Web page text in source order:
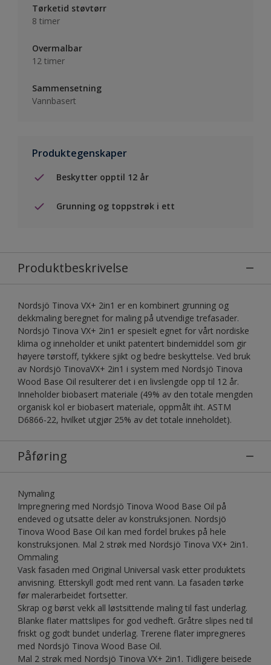
Tørketid støvtørr
8 timer
Overmalbar
12 timer
Sammensetning
Vannbasert
Produktegenskaper
Beskytter opptil 12 år
Grunning og toppstrøk i ett
Produktbeskrivelse
Nordsjö Tinova VX+ 2in1 er en kombinert grunning og
dekkmaling beregnet for maling på utvendige trefasader.
Nordsjö Tinova VX+ 2in1 er spesielt egnet for vårt nordiske
klima og inneholder et unikt patentert bindemiddel som gir
høyere tørstoff, tykkere sjikt og bedre beskyttelse. Ved bruk
av Nordsjö TinovaVX+ 2in1 i system med Nordsjö Tinova
Wood Base Oil resulterer det i en livslengde opp til 12 år.
Inneholder biobasert materiale (49% av den totale mengden
organisk kol er biobasert materiale, oppmålt iht. ASTM
D6866-22, hvilket utgjør 25% av det totale inneholdet).
Påføring
Nymaling
Impregnering med Nordsjö Tinova Wood Base Oil på
endeved og utsatte deler av konstruksjonen. Nordsjö
Tinova Wood Base Oil kan med fordel brukes på hele
konstruksjonen. Mal 2 strøk med Nordsjö Tinova VX+ 2in1.
Ommaling
Vask fasaden med Original Universal vask etter produktets
anvisning. Etterskyll godt med rent vann. La fasaden tørke
før malerarbeidet fortsetter.
Skrap og børst vekk all løstsittende maling til fast underlag.
Blanke flater mattslipes for god vedheft. Gråtre slipes ned til
friskt og godt bundet underlag. Trerene flater impregneres
med Nordsjö Tinova Wood Base Oil.
Mal 2 strøk med Nordsjö Tinova VX+ 2in1. Tidligere beisede